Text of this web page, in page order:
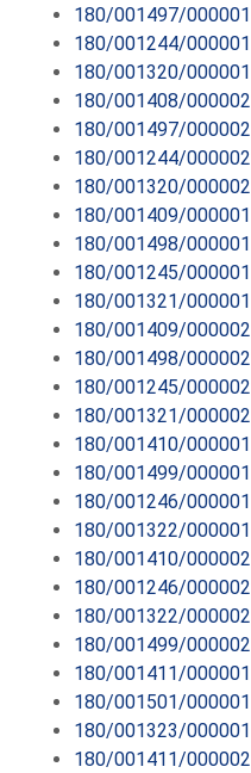
180/001497/000001
180/001244/000001
180/001320/000001
180/001408/000002
180/001497/000002
180/001244/000002
180/001320/000002
180/001409/000001
180/001498/000001
180/001245/000001
180/001321/000001
180/001409/000002
180/001498/000002
180/001245/000002
180/001321/000002
180/001410/000001
180/001499/000001
180/001246/000001
180/001322/000001
180/001410/000002
180/001246/000002
180/001322/000002
180/001499/000002
180/001411/000001
180/001501/000001
180/001323/000001
180/001411/000002